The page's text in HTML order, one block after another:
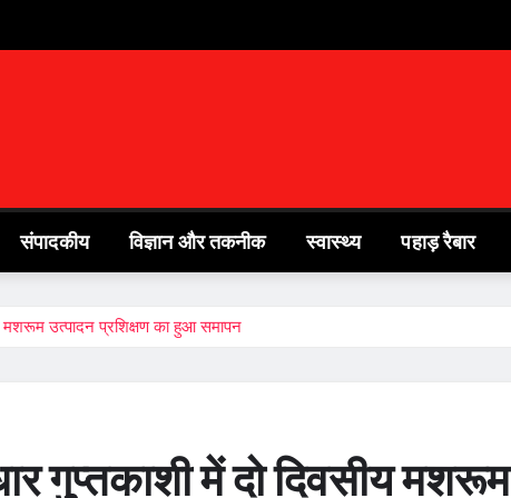
संपादकीय विज्ञान और तकनीक स्वास्थ्य पहाड़ रैबार
मशरूम उत्पादन प्रशिक्षण का हुआ समापन
गुप्तकाशी में दो दिवसीय मशरूम